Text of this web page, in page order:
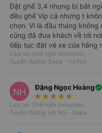
Giờ xuất phát: 7h và 15h30
Thời gian di chuyển:
nhiên thời gian có thể
Nơi đi: 80B Nguyễn Văn Cừ,
Các điểm đón dọc đường:
đường xe đi. Hành khách có
1900888684.
Review xe Dream
Ninh từ Hà Nội
Xe limousine đi Quảng Ninh
Đặt ghế 3,4 nhưng bị bắt
đều ghế Vip cả nhưng t
chọn. Vì là đầu tháng không
cũng đã đưa khách về tới
tiếp tục đặt vé xe của hãng
Loại xe: Ghế ngồi limousine
Tuyến đường: Sapa - Hà Nội
NH Đặng Ngọc Hoàngverified
star_rate star_rate star_rate star_rate star_rate
Loại xe: Ghế ngồi limousine
Tuyến đường: Hà Nội - Sapa